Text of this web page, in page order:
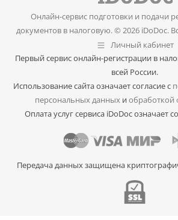
Онлайн-сервис подготовки и подачи
документов в налоговую. © 2026 iDoDoc.
Личный кабинет
Первый сервис онлайн-регистрации в
всей России.
Использование сайта означает согласие с
персональных данных иобработкой
Оплата услуг сервиса iDoDoc означает
Передача данных защищена